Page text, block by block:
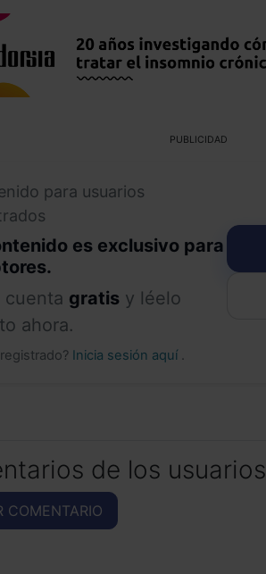
PUBLICIDAD
para usuarios
es exclusivo para
cuenta gratis y léelo
ahora.
Inicia sesión aquí .
de los usuarios
COMENTARIO